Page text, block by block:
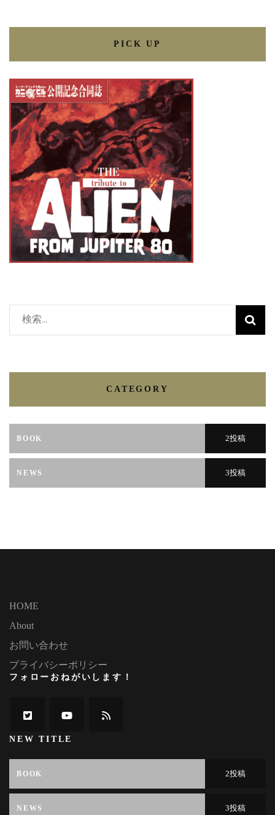
PICK UP
CATEGORY
BOOK 2投稿
NEWS 3投稿
HOME
About
お問い合わせ
プライバシーポリシー
フォローおねがいします！
NEW TITLE
BOOK 2投稿
NEWS 3投稿